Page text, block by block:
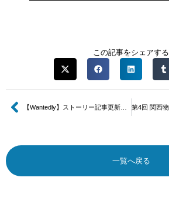
この記事をシェアする
一覧へ戻る